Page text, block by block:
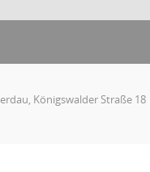
Königswalder Straße 18